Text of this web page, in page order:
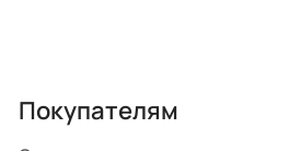
Покупателям